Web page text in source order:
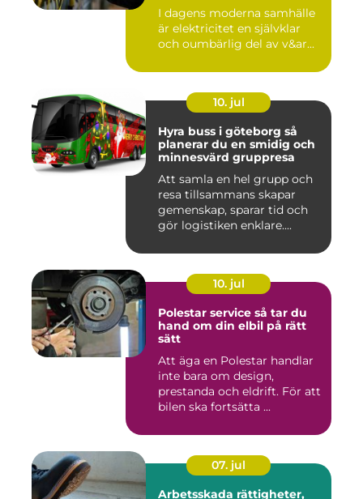
I dagens moderna samhälle
är elektricitet en självklar
och oumbärlig del av v&ar...
10. jul
Hyra buss i göteborg så
planerar du en smidig och
minnesvärd gruppresa
Att samla en hel grupp och
resa tillsammans skapar
gemenskap, sparar tid och
gör logistiken enklare....
10. jul
Polestar service så tar du
hand om din elbil på rätt
sätt
Att äga en Polestar handlar
inte bara om design,
prestanda och eldrift. För att
bilen ska fortsätta ...
07. jul
Arbetsskada rättigheter,